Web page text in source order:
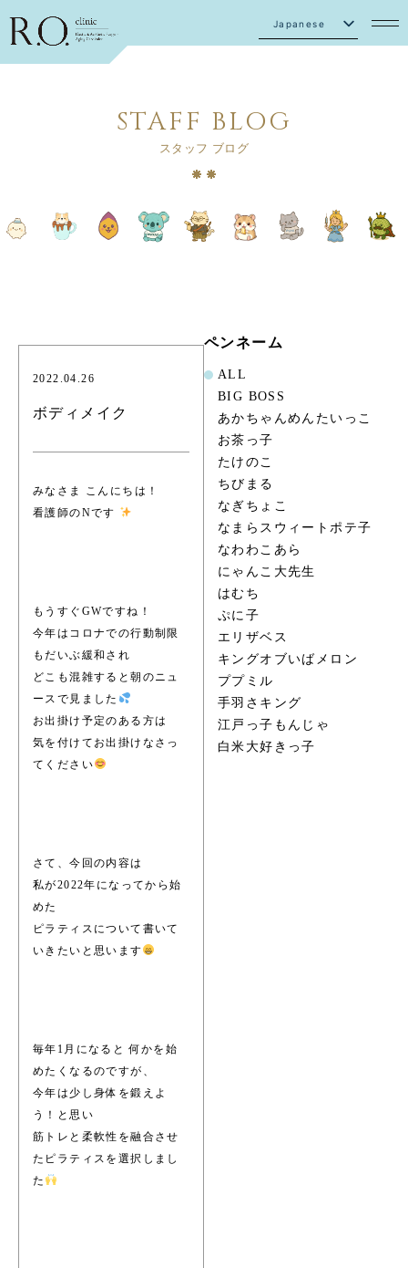
Japanese
STAFF BLOG
スタッフ ブログ
2022.04.26
ボディメイク
みなさま こんにちは！
看護師のNです
もうすぐGWですね！
今年はコロナでの行動制限
もだいぶ緩和され
どこも混雑すると朝のニュ
ースで見ました
お出掛け予定のある方は
気を付けてお出掛けなさっ
てください
さて、今回の内容は
私が2022年になってから始
めた
ピラティスについて書いて
いきたいと思います
毎年1月になると 何かを始
めたくなるのですが、
今年は少し身体を鍛えよ
う！と思い
筋トレと柔軟性を融合させ
たピラティスを選択しまし
た
ペンネーム
ALL
BIG BOSS
あかちゃんめんたいっこ
お茶っ子
たけのこ
ちびまる
なぎちょこ
なまらスウィートポテ子
なわわこあら
にゃんこ大先生
はむち
ぷに子
エリザベス
キングオブいばメロン
ププミル
手羽さキング
江戸っ子もんじゃ
白米大好きっ子